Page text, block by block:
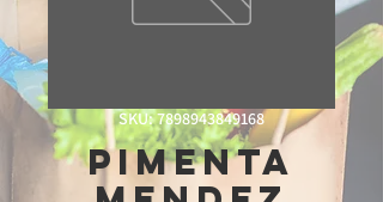
SKU: 7898943849168
Pimenta